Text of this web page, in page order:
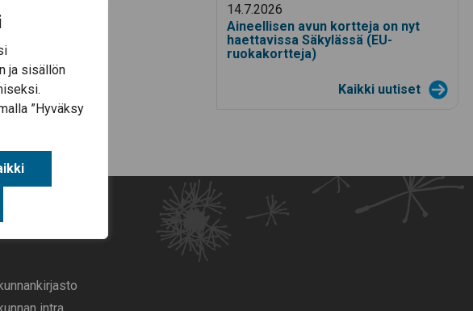
ja sisällön
”Hyväksy
14.7.2026
Aineellisen avun kortteja on nyt
haettavissa Säkylässä (EU-
ruokakortteja)
Kaikki uutiset